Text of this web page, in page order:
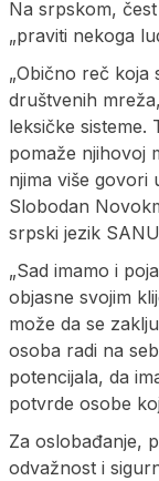
Na srpskom,
„praviti nekoga
„Obično reč koja
društvenih
leksičke sisteme.
pomaže njihovoj
njima više govori
Slobodan
srpski jezik
„Sad imamo i
objasne svojim
može da se
osoba radi na
potencijala, da
potvrde osobe
Za oslobađanje,
odvažnost i